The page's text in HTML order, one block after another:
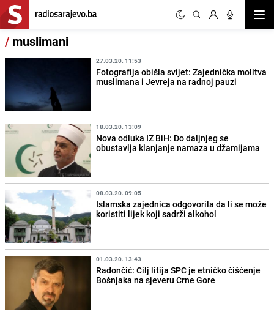
/ muslimani
27.03.20. 11:53
Fotografija obišla svijet: Zajednička molitva
muslimana i Jevreja na radnoj pauzi
18.03.20. 13:09
Nova odluka IZ BiH: Do daljnjeg se
obustavlja klanjanje namaza u džamijama
08.03.20. 09:05
Islamska zajednica odgovorila da li se može
koristiti lijek koji sadrži alkohol
01.03.20. 13:43
Radončić: Cilj litija SPC je etničko čišćenje
Bošnjaka na sjeveru Crne Gore